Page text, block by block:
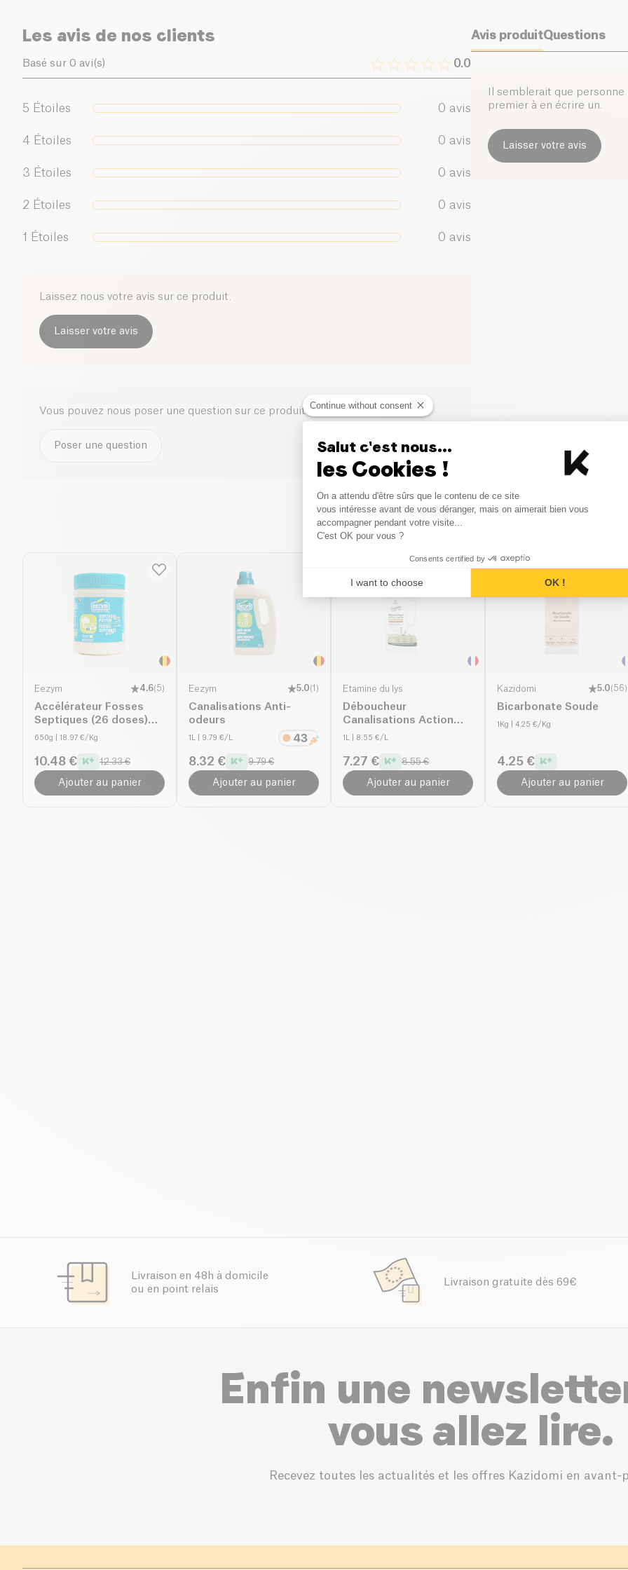
Les avis de nos clients
Basé sur 0 avi(s) 0.0
5 Étoiles 0 avis
4 Étoiles 0 avis
3 Étoiles 0 avis
2 Étoiles 0 avis
1 Étoiles 0 avis
Laissez nous votre avis sur ce produit.
Laisser votre avis
Vous pouvez nous poser une question sur ce produit ici
Poser une question
Avis produitQuestions
Il semblerait que
premier à en écrire un.
Laisser votre avis
Produits similaires
Eezym 4.6(5)
Accélérateur Fosses
Septiques (26 doses)
bio
650g | 18.97 €/Kg
10.48 € 12.33 €
Ajouter au panier
Eezym 5.0(1 )
Canalisations Anti-
odeurs
1L | 9.79 €/L
8.32 € 9.79 €
Ajouter au panier
Etamine du lys
Déboucheur
Canalisations Action
Rapide bio
1L | 8.55 €/L
7.27 € 8.55 €
Ajouter au panier
Kazidomi 5.0(56)
Bicarbonate Soude
1Kg | 4.25 €/Kg
4.25 €
Ajouter au panier
Livraison en 48h à domicile
ou en point relais
Livraison gratuite dès 69€
Enfin une
vous allez lire.
Recevez toutes les actualités et les offres Kazidomi en avant-
Continue without consent
Salut c'est nous...
les Cookies !
Consent Management
On a attendu d'être sûrs que le contenu de ce site
vous intéresse avant de vous déranger, mais on aimerait bien vous
accompagner pendant votre visite...
C'est OK pour vous ?
Consents certified by
I want to choose OK !
Axeptio consent